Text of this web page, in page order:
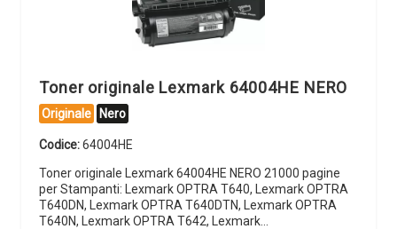
Toner originale Lexmark 64004HE NERO
Originale Nero
Codice:64004HE
Toner originale Lexmark 64004HE NERO 21000 pagine
per Stampanti: Lexmark OPTRA T640, Lexmark OPTRA
T640DN, Lexmark OPTRA T640DTN, Lexmark OPTRA
T640N, Lexmark OPTRA T642, Lexmark…